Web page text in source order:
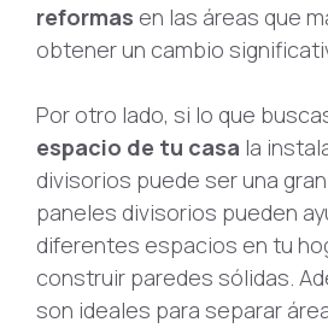
reformas en las áreas que
obtener un cambio
Por otro lado, si lo que
espacio de tu casa la
divisorios puede ser una
paneles divisorios pueden
diferentes espacios en tu
construir paredes sólidas.
son ideales para separar